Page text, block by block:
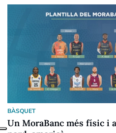
BÀSQUET
Un MoraBanc més físic i